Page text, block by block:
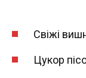
Свіжі
Цукор